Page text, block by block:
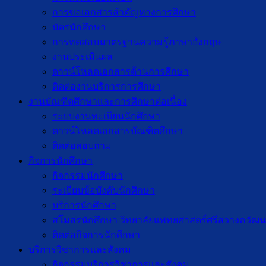
การขอเอกสารสำคัญทางการศึกษา
บัตรนักศึกษา
การทดสอบมาตรฐานความรู้ภาษาอังกฤษ
งานประเมินผล
ดาวน์โหลดเอกสารด้านการศึกษา
ติดต่องานบริการการศึกษา
งานบัณฑิตศึกษาเเละการศึกษาต่อเนื่อง
ระบบงานทะเบียนนักศึกษา
ดาวน์โหลดเอกสารบัณฑิตศึกษา
ติดต่อสอบถาม
กิจการนักศึกษา
กิจกรรมนักศึกษา
ระเบียบข้อบังคับนักศึกษา
บริการนักศึกษา
สโมสรนักศึกษา วิทยาลัยแพทยศาสตร์ศรีสวางควัฒน
ติดต่อกิจการนักศึกษา
บริการวิชาการและสังคม